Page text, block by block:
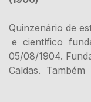
Quinzenário de
e científico
05/08/1904.
Caldas.